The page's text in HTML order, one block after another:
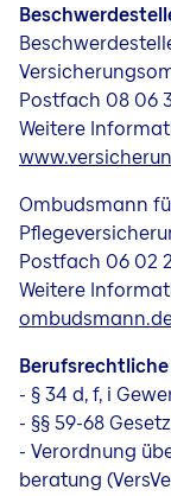
Postfach 08 06
Weitere
Ombudsmann
Postfach 06 02
Weitere
- § 34 d, f, i
- §§ 59-68
- Verordnung
beratung